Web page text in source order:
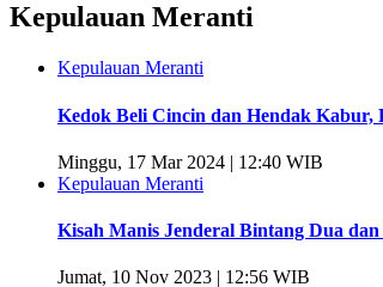
Kepulauan Meranti
Kepulauan Meranti
Kedok Beli Cincin dan Hendak
Minggu, 17 Mar 2024 | 12:40 WIB
Kepulauan Meranti
Kisah Manis Jenderal Bintang Dua
Jumat, 10 Nov 2023 | 12:56 WIB